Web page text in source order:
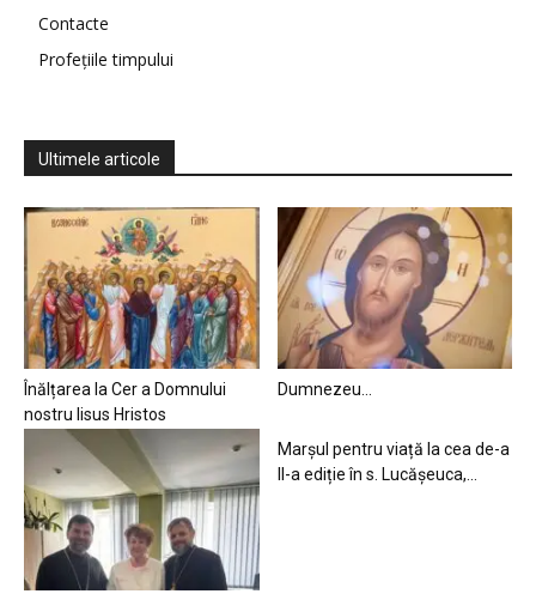
Contacte
Profețiile timpului
Ultimele articole
Înălțarea la Cer a Domnului
nostru Iisus Hristos
Dumnezeu…
Marșul pentru viață la cea de-a
II-a ediție în s. Lucășeuca,...